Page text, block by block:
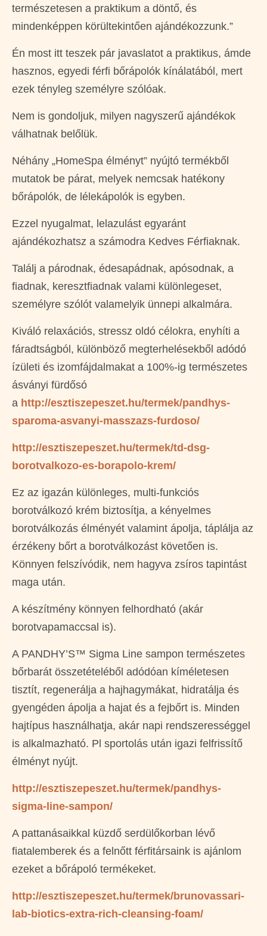
természetesen a praktikum a döntő, és
mindenképpen körültekintően ajándékozzunk.”
Én most itt teszek pár javaslatot a praktikus, ámde
hasznos, egyedi férfi bőrápolók kínálatából, mert
ezek tényleg személyre szólóak.
Nem is gondoljuk, milyen nagyszerű ajándékok
válhatnak belőlük.
Néhány „HomeSpa élményt” nyújtó termékből
mutatok be párat, melyek nemcsak hatékony
bőrápolók, de lélekápolók is egyben.
Ezzel nyugalmat, lelazulást egyaránt
ajándékozhatsz a számodra Kedves Férfiaknak.
Találj a párodnak, édesapádnak, apósodnak, a
fiadnak, keresztfiadnak valami különlegeset,
személyre szólót valamelyik ünnepi alkalmára.
Kiváló relaxációs, stressz oldó célokra, enyhíti a
fáradtságból, különböző megterhelésekből adódó
ízületi és izomfájdalmakat a 100%-ig természetes
ásványi fürdősó
a http://esztiszepeszet.hu/termek/pandhys-
sparoma-asvanyi-masszazs-furdoso/
http://esztiszepeszet.hu/termek/td-dsg-
borotvalkozo-es-borapolo-krem/
Ez az igazán különleges, multi-funkciós
borotválkozó krém biztosítja, a kényelmes
borotválkozás élményét valamint ápolja, táplálja az
érzékeny bőrt a borotválkozást követően is.
Könnyen felszívódik, nem hagyva zsíros tapintást
maga után.
A készítmény könnyen felhordható (akár
borotvapamaccsal is).
A PANDHY’S™ Sigma Line sampon természetes
bőrbarát összetételéből adódóan kíméletesen
tisztít, regenerálja a hajhagymákat, hidratálja és
gyengéden ápolja a hajat és a fejbőrt is. Minden
hajtípus használhatja, akár napi rendszerességgel
is alkalmazható. Pl sportolás után igazi felfrissítő
élményt nyújt.
http://esztiszepeszet.hu/termek/pandhys-
sigma-line-sampon/
A pattanásaikkal küzdő serdülőkorban lévő
fiatalemberek és a felnőtt férfitársaink is ajánlom
ezeket a bőrápoló termékeket.
http://esztiszepeszet.hu/termek/brunovassari-
lab-biotics-extra-rich-cleansing-foam/